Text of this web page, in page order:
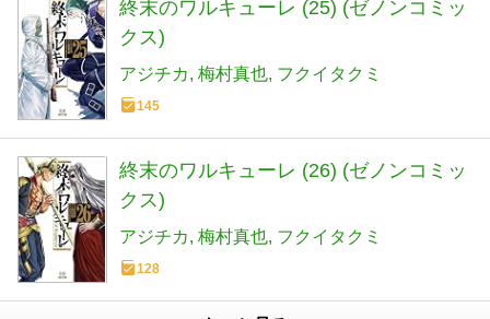
終末のワルキューレ (25) (ゼノンコミッ
クス)
アジチカ 梅村真也 フクイタクミ
145
終末のワルキューレ (26) (ゼノンコミッ
クス)
アジチカ 梅村真也 フクイタクミ
128